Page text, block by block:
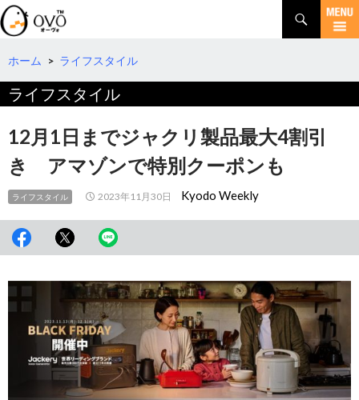
検
索
コ
テ
ツ
へ
ホーム > ライフスタイル
ライフスタイル
12月1日までジャクリ製品最大4割引
き アマゾンで特別クーポンも
ライフスタイル 2023年11月30日 Kyodo Weekly